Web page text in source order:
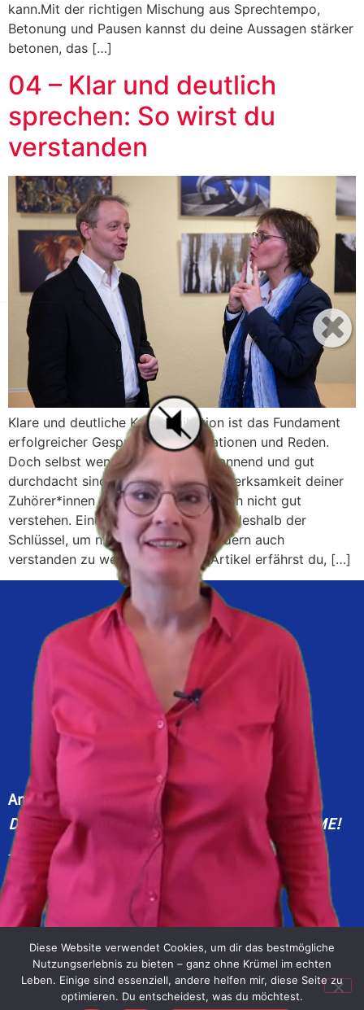
kann.Mit der richtigen Mischung aus Sprechtempo,
Betonung und Pausen kannst du deine Aussagen stärker
betonen, das […]
04 – Klar und deutlich
sprechen: So wirst du
verstanden
Klare und deutliche Kommunikation ist das Fundament
erfolgreicher Gespräche, Präsentationen und Reden.
Doch selbst wenn deine Inhalte spannend und gut
durchdacht sind, kannst du die Aufmerksamkeit deiner
Zuhörer*innen verlieren, wenn sie dich nicht gut
verstehen. Eine klare Artikulation ist deshalb der
Schlüssel, um nicht nur gehört, sondern auch
verstanden zu werden.In diesem Artikel erfährst du, […]
Andrea Koltermann
Die Expertin für ATMUNG – SPRECHEN – STIMME!
Tulpenweg 40 | 41569 Rommerskirchen
Tel:+49 2183 – 233 6918
Mail:kontakt@andrea-koltermann.de
Diese Website verwendet Cookies, um dir das bestmögliche
Nutzungserlebnis zu bieten – ganz ohne Krümel im echten
Leben. Einige sind essenziell, andere helfen mir, diese Seite zu
optimieren. Du entscheidest, was du möchtest.